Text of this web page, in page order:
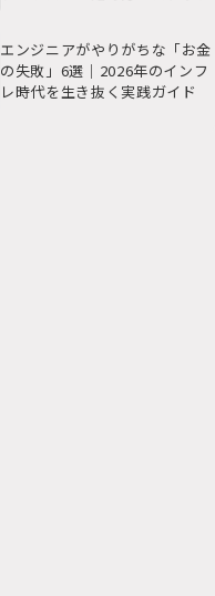
エンジニアがやりがちな「お金
の失敗」6選｜2026年のインフ
レ時代を生き抜く実践ガイド